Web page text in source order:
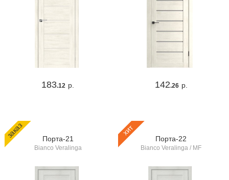
183.12 р. 142.26 р.
заказ Порта-21
Bianco Veralinga
хит
Порта-22
Bianco Veralinga / MF